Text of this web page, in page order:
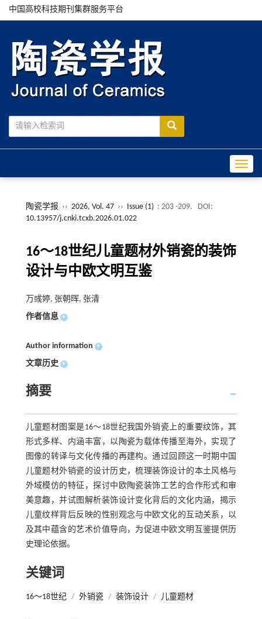
中国高校科技期刊集群服务平台
陶瓷学报 ›› 2026, Vol. 47 ›› Issue (1) : 203 -209.
DOI:
10.13957/j.cnki.tcxb.2026.01.022
16～18世纪儿童题材外销瓷的装饰
设计与中欧文明互鉴
万彧婷, 张朝晖, 张清
作者信息 +
Author information +
文章历史 +
摘要
儿童题材图案是16～18世纪我国外销瓷上的重要纹饰，其
形式多样、内涵丰富，以陶瓷为载体传播至海外，实现了
图像的转译与文化传播的再建构。通过回顾这一时期中国
儿童题材外销瓷的设计历史，梳理装饰设计的本土风格与
外域模仿的特征，探讨中欧陶瓷装饰工艺的合作形式和审
美意趣，并试图解析装饰设计变化背后的文化内涵，揭示
儿童纹样背后反映的性别观念与中欧文化的互动关系，以
及其中蕴含的艺术价值导向，为促进中欧文明互鉴提供历
史理论依据。
关键词
16～18世纪 / 外销瓷 / 装饰设计 / 儿童题材